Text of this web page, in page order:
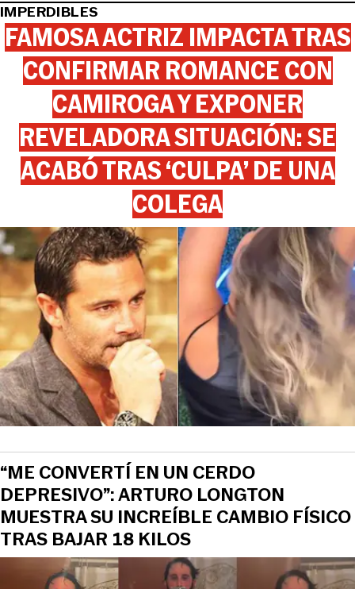
IMPERDIBLES
FAMOSA ACTRIZ IMPACTA TRAS
CONFIRMAR ROMANCE CON
CAMIROGA Y EXPONER
REVELADORA SITUACIÓN: SE
ACABÓ TRAS ‘CULPA’ DE UNA
COLEGA
“ME CONVERTÍ EN UN CERDO
DEPRESIVO”: ARTURO LONGTON
MUESTRA SU INCREÍBLE CAMBIO FÍSICO
TRAS BAJAR 18 KILOS